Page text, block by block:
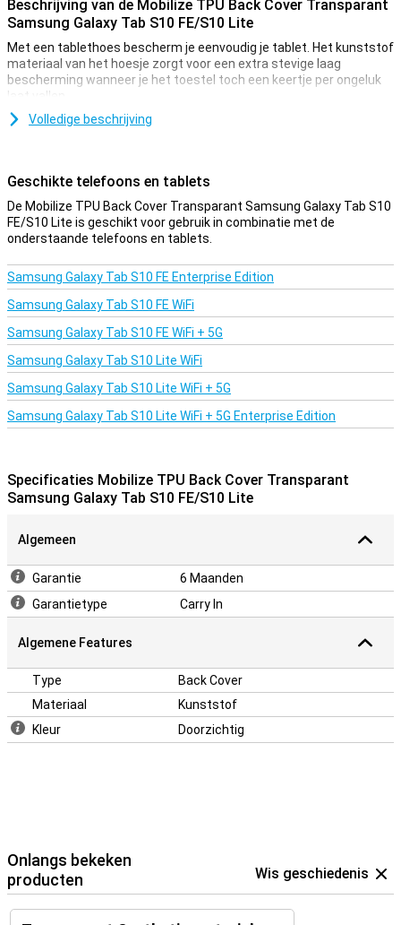
Beschrijving van de Mobilize TPU Back Cover Transparant
Samsung Galaxy Tab S10 FE/S10 Lite
Met een tablethoes bescherm je eenvoudig je tablet. Het kunststof
materiaal van het hoesje zorgt voor een extra stevige laag
bescherming wanneer je het toestel toch een keertje per ongeluk
laat vallen.
Door dit doorzichtige hoesje van kunststof blijf je optimaal
camera, poorten en knoppen; zodat je alle functies gewoon kunt
gebruiken.
Volledige beschrijving
Geschikte telefoons en tablets
De Mobilize TPU Back Cover Transparant Samsung Galaxy Tab S10
FE/S10 Lite is geschikt voor gebruik in combinatie met de
onderstaande telefoons en tablets.
Samsung Galaxy Tab S10 FE Enterprise Edition
Samsung Galaxy Tab S10 FE WiFi
Samsung Galaxy Tab S10 FE WiFi + 5G
Samsung Galaxy Tab S10 Lite WiFi
Samsung Galaxy Tab S10 Lite WiFi + 5G
Samsung Galaxy Tab S10 Lite WiFi + 5G Enterprise Edition
Specificaties Mobilize TPU Back Cover Transparant
Samsung Galaxy Tab S10 FE/S10 Lite
Algemeen
Garantie
6 Maanden
Garantietype
Carry In
Algemene Features
Type
Back Cover
Materiaal
Kunststof
Kleur
Doorzichtig
Onlangs bekeken
producten
Wis geschiedenis